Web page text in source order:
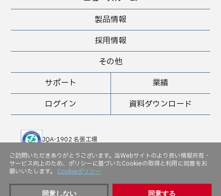
製品情報
サポート 業績
採用情報
ログイン 資料ダウンロード
その他
JQA-1902 名張工場
JQA-EM 5143
ご訪問いただきありがとうございます。当Webサイトのより良い情報共有・
サービス向上のため、ポリシーに基づいたCookieの取得と利用に同意をお
願いいたします。 Cookieポリシー
同意しない 同意する